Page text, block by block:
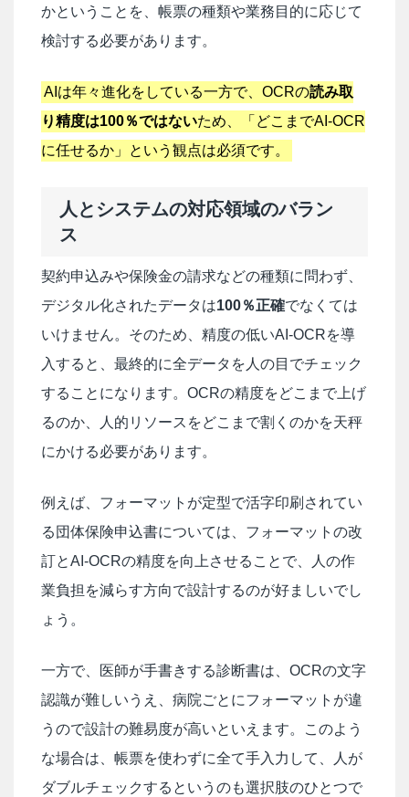
かということを、帳票の種類や業務目的に応じて
検討する必要があります。
AIは年々進化をしている一方で、OCRの読み取
り精度は100％ではないため、「どこまでAI-OCR
に任せるか」という観点は必須です。
人とシステムの対応領域のバラン
ス
契約申込みや保険金の請求などの種類に問わず、
デジタル化されたデータは100％正確でなくては
いけません。そのため、精度の低いAI-OCRを導
入すると、最終的に全データを人の目でチェック
することになります。OCRの精度をどこまで上げ
るのか、人的リソースをどこまで割くのかを天秤
にかける必要があります。
例えば、フォーマットが定型で活字印刷されてい
る団体保険申込書については、フォーマットの改
訂とAI-OCRの精度を向上させることで、人の作
業負担を減らす方向で設計するのが好ましいでし
ょう。
一方で、医師が手書きする診断書は、OCRの文字
認識が難しいうえ、病院ごとにフォーマットが違
うので設計の難易度が高いといえます。このよう
な場合は、帳票を使わずに全て手入力して、人が
ダブルチェックするというのも選択肢のひとつで